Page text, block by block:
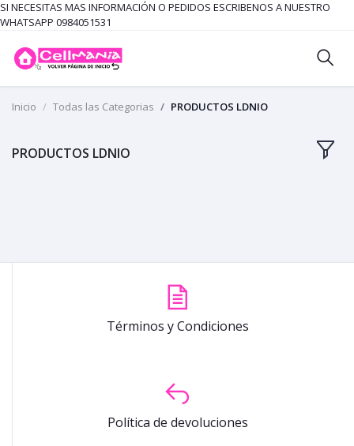
SI NECESITAS MAS INFORMACIÓN O PEDIDOS ESCRIBENOS A NUESTRO
WHATSAPP 0984051531
Inicio Todas las Categorias PRODUCTOS LDNIO
PRODUCTOS LDNIO
Términos y Condiciones
Política de devoluciones